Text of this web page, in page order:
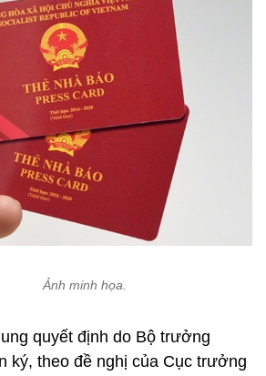
Ảnh minh họa.
quyết định do Bộ trưởng
ký, theo đề nghị của Cục trưởng